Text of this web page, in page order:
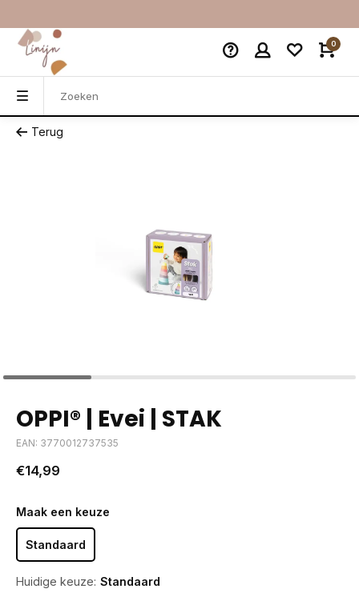
0
Terug
OPPI® | Evei | STAK
EAN: 3770012737535
€14,99
Maak een keuze
Standaard
Huidige keuze: Standaard